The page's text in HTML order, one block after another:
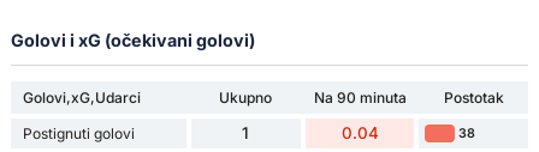
Golovi i xG (očekivani golovi)
Golovi,xG,Udarci Ukupno Na 90 minuta
Postotak
Postignuti golovi
1 0.04 38